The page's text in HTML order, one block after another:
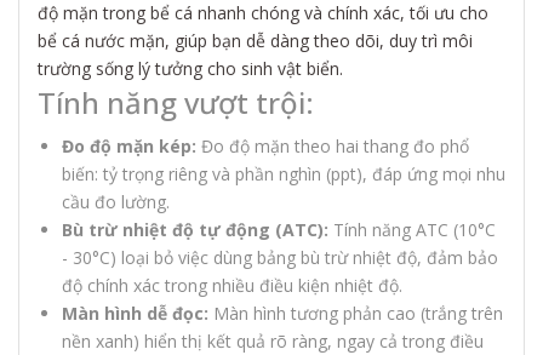
độ mặn trong bể cá nhanh chóng và chính xác, tối ưu cho
bể cá nước mặn, giúp bạn dễ dàng theo dõi, duy trì môi
trường sống lý tưởng cho sinh vật biển.
Tính năng vượt trội:
Đo độ mặn kép: Đo độ mặn theo hai thang đo phổ
biến: tỷ trọng riêng và phần nghìn (ppt), đáp ứng mọi nhu
cầu đo lường.
Bù trừ nhiệt độ tự động (ATC): Tính năng ATC (10°C
- 30°C) loại bỏ việc dùng bảng bù trừ nhiệt độ, đảm bảo
độ chính xác trong nhiều điều kiện nhiệt độ.
Màn hình dễ đọc: Màn hình tương phản cao (trắng trên
nền xanh) hiển thị kết quả rõ ràng, ngay cả trong điều